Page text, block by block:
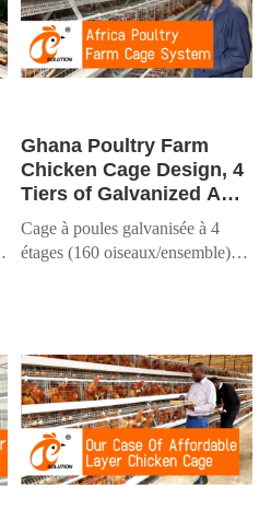
Ghana Poultry Farm
Chicken Cage Design, 4
Tiers of Galvanized A
Type Chicken Cage For
Sale, 160 Birds Per Set
Cage à poules galvanisée à 4
étages (160 oiseaux/ensemble).
avec un soutien local.